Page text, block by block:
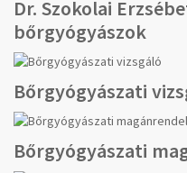
Dr. Szokolai
bőrgyógyászok
Bőrgyógyászati
Bőrgyógyászati